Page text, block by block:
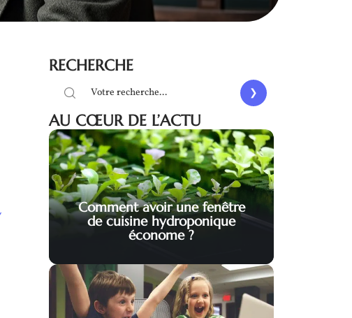
RECHERCHE
AU CŒUR DE L’ACTU
Comment avoir une fenêtre
de cuisine hydroponique
économe ?